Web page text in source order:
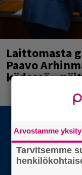
Laittomasta
Paavo
kädessä –
Arvostamme
Tarvitsemme